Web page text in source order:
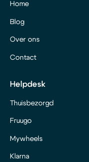
Home
Blog
Over ons
Contact
Helpdesk
Thuisbezorgd
Fruugo
Mywheels
Klarna